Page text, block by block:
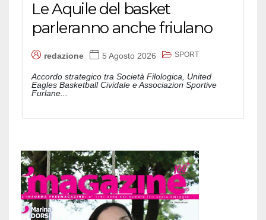
Le Aquile del basket
parleranno anche friulano
redazione 5 Agosto 2026 SPORT
Accordo strategico tra Società Filologica, United
Eagles Basketball Cividale e Associazion Sportive
Furlane...